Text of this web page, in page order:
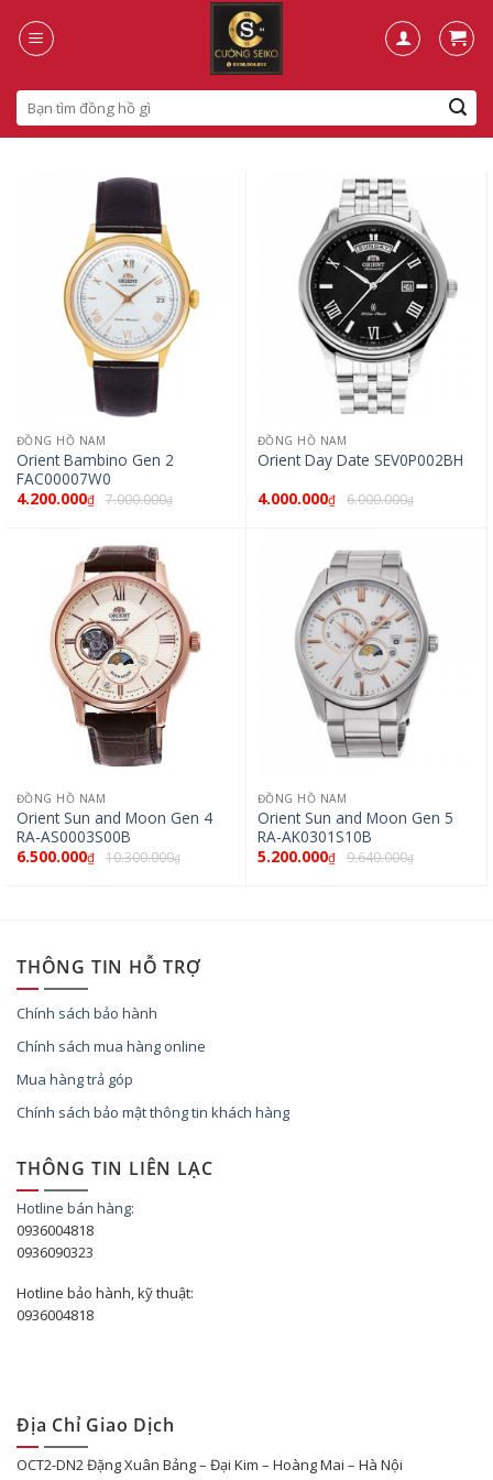
Search
for:
ĐỒNG HỒ NAM
Orient Bambino Gen 2
FAC00007W0
4.200.000₫ 7.000.000₫
ĐỒNG HỒ NAM
Orient Day Date SEV0P002BH
4.000.000₫ 6.000.000₫
ĐỒNG HỒ NAM
Orient Sun and Moon Gen 4
RA-AS0003S00B
6.500.000₫ 10.300.000₫
ĐỒNG HỒ NAM
Orient Sun and Moon Gen 5
RA-AK0301S10B
5.200.000₫ 9.640.000₫
THÔNG TIN HỖ TRỢ
Chính sách bảo hành
Chính sách mua hàng online
Mua hàng trả góp
Chính sách bảo mật thông tin khách hàng
THÔNG TIN LIÊN LẠC
Hotline bán hàng:
0936004818
0936090323
Hotline bảo hành, kỹ thuật:
0936004818
Địa Chỉ Giao Dịch
OCT2-DN2 Đặng Xuân Bảng – Đại Kim – Hoàng Mai – Hà Nội